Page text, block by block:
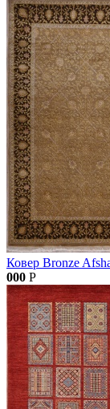
Ковер Bronze
000 Р